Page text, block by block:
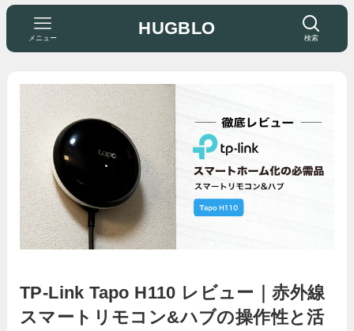
HUGBLO 検索
メニュー
TP-Link Tapo H110 レビュー｜赤外線
スマートリモコン&ハブの操作性と活